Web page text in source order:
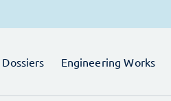
Dossiers Engineering Works